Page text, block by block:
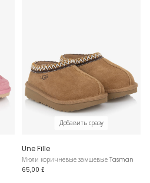
Добавить сразу
Une Fille
Мюли коричневые замшевые Tasman
65,00 £